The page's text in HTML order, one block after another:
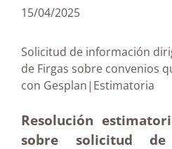
15/04/2025
Solicitud de información
de Firgas sobre convenios
con
Resolución
sobre solicitud